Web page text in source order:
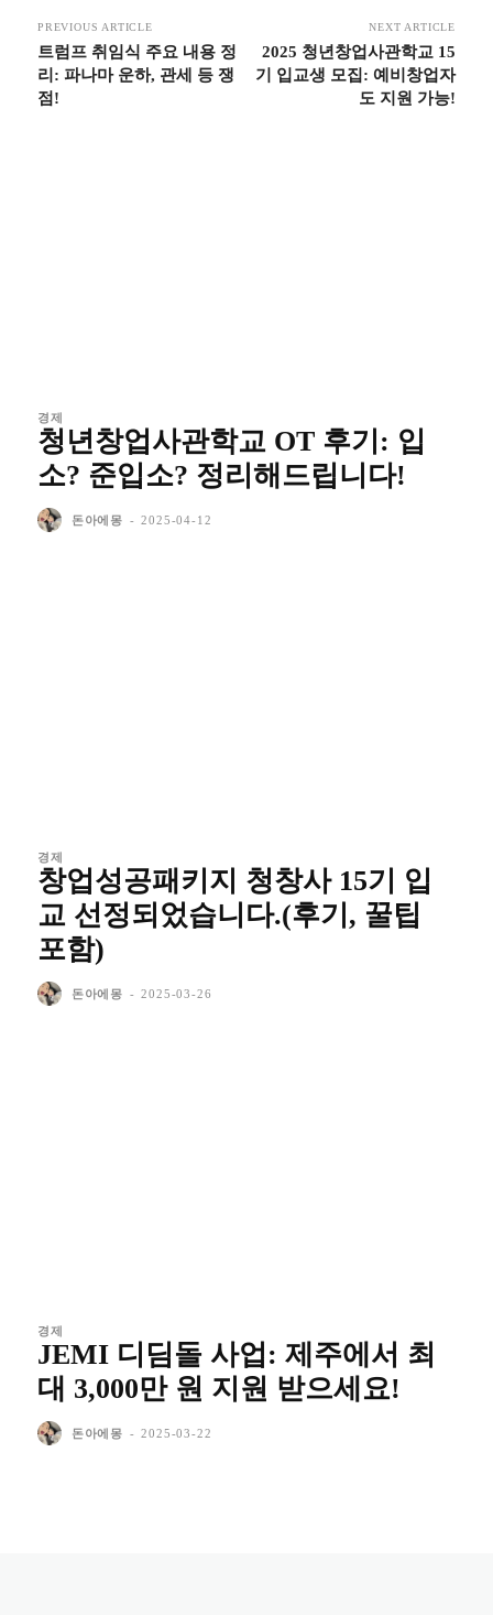
PREVIOUS ARTICLE
트럼프 취임식 주요 내용 정
리: 파나마 운하, 관세 등 쟁
점!
NEXT ARTICLE
2025 청년창업사관학교 15
기 입교생 모집: 예비창업자
도 지원 가능!
경제
청년창업사관학교 OT 후기: 입
소? 준입소? 정리해드립니다!
돈아에몽 - 2025-04-12
경제
창업성공패키지 청창사 15기 입
교 선정되었습니다.(후기, 꿀팁
포함)
돈아에몽 - 2025-03-26
경제
JEMI 디딤돌 사업: 제주에서 최
대 3,000만 원 지원 받으세요!
돈아에몽 - 2025-03-22